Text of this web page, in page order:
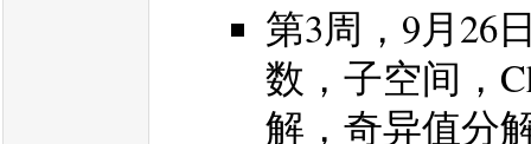
第3周，9月26
数，子空间，
解，奇异值分